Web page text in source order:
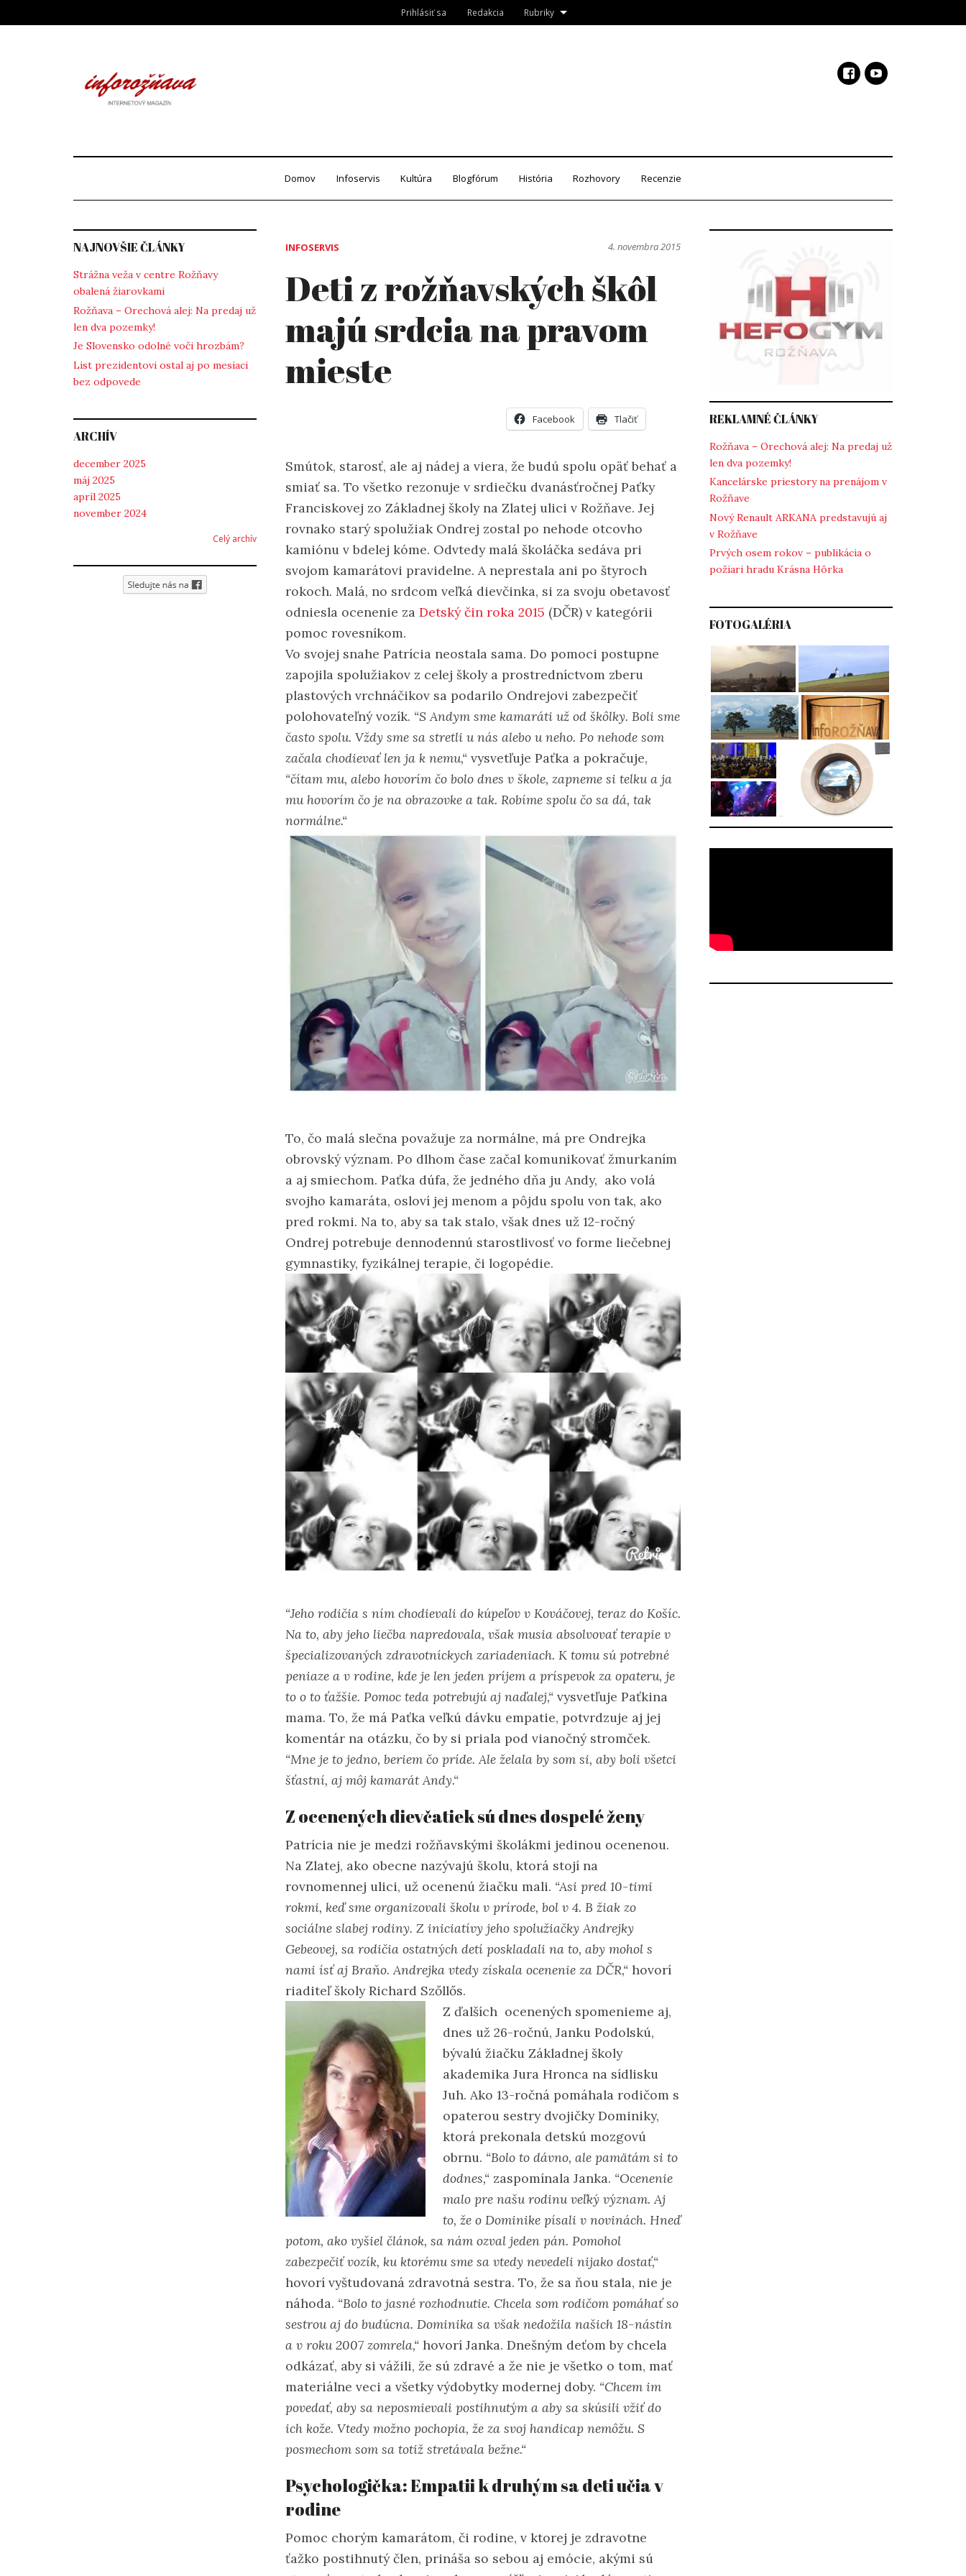
to
Prihlásiť sa Redakcia Rubriky
Domov Infoservis Kultúra Blogfórum História Rozhovory Recenzie
INFOSERVIS 4. novembra 2015
Deti z rožňavských škôl
majú srdcia na pravom
mieste
Facebook Tlačiť
Smútok, starosť, ale aj nádej a viera, že budú spolu opäť behať a
smiať sa. To všetko rezonuje v srdiečku dvanásťročnej Paťky
Franciskovej zo Základnej školy na Zlatej ulici v Rožňave. Jej
rovnako starý spolužiak Ondrej zostal po nehode otcovho
kamiónu v bdelej kóme. Odvtedy malá školáčka sedáva pri
svojom kamarátovi pravidelne. A neprestala ani po štyroch
rokoch. Malá, no srdcom veľká dievčinka, si za svoju obetavosť
odniesla ocenenie za Detský čin roka 2015 (DČR) v kategórii
pomoc rovesníkom.
Vo svojej snahe Patrícia neostala sama. Do pomoci postupne
zapojila spolužiakov z celej školy a prostredníctvom zberu
plastových vrchnáčikov sa podarilo Ondrejovi zabezpečiť
polohovateľný vozík. “S Andym sme kamaráti už od škôlky. Boli sme
často spolu. Vždy sme sa stretli u nás alebo u neho. Po nehode som
začala chodievať len ja k nemu,“ vysvetľuje Paťka a pokračuje,
“čítam mu, alebo hovorím čo bolo dnes v škole, zapneme si telku a ja
mu hovorím čo je na obrazovke a tak. Robíme spolu čo sa dá, tak
normálne.“
To, čo malá slečna považuje za normálne, má pre Ondrejka
obrovský význam. Po dlhom čase začal komunikovať žmurkaním
a aj smiechom. Paťka dúfa, že jedného dňa ju Andy, ako volá
svojho kamaráta, osloví jej menom a pôjdu spolu von tak, ako
pred rokmi. Na to, aby sa tak stalo, však dnes už 12-ročný
Ondrej potrebuje dennodennú starostlivosť vo forme liečebnej
gymnastiky, fyzikálnej terapie, či logopédie.
“Jeho rodičia s ním chodievali do kúpeľov v Kováčovej, teraz do Košíc.
Na to, aby jeho liečba napredovala, však musia absolvovať terapie v
špecializovaných zdravotníckych zariadeniach. K tomu sú potrebné
peniaze a v rodine, kde je len jeden príjem a príspevok za opateru, je
to o to ťažšie. Pomoc teda potrebujú aj naďalej,“ vysvetľuje Paťkina
mama. To, že má Paťka veľkú dávku empatie, potvrdzuje aj jej
komentár na otázku, čo by si priala pod vianočný stromček.
“Mne je to jedno, beriem čo príde. Ale želala by som si, aby boli všetci
šťastní, aj môj kamarát Andy.“
Z ocenených dievčatiek sú dnes dospelé ženy
Patrícia nie je medzi rožňavskými školákmi jedinou ocenenou.
Na Zlatej, ako obecne nazývajú školu, ktorá stojí na
rovnomennej ulici, už ocenenú žiačku mali. “Asi pred 10-timi
rokmi, keď sme organizovali školu v prírode, bol v 4. B žiak zo
sociálne slabej rodiny. Z iniciatívy jeho spolužiačky Andrejky
Gebeovej, sa rodičia ostatných detí poskladali na to, aby mohol s
nami ísť aj Braňo. Andrejka vtedy získala ocenenie za DČR,“ hovorí
riaditeľ školy Richard Szőllős.
Z ďalších ocenených spomenieme aj,
dnes už 26-ročnú, Janku Podolskú,
bývalú žiačku Základnej školy
akademika Jura Hronca na sídlisku
Juh. Ako 13-ročná pomáhala rodičom s
opaterou sestry dvojičky Dominiky,
ktorá prekonala detskú mozgovú
obrnu. “Bolo to dávno, ale pamätám si to
dodnes,“ zaspomínala Janka. “Ocenenie
malo pre našu rodinu veľký význam. Aj
to, že o Dominike písali v novinách. Hneď
potom, ako vyšiel článok, sa nám ozval jeden pán. Pomohol
zabezpečiť vozík, ku ktorému sme sa vtedy nevedeli nijako dostať,“
hovorí vyštudovaná zdravotná sestra. To, že sa ňou stala, nie je
náhoda. “Bolo to jasné rozhodnutie. Chcela som rodičom pomáhať so
sestrou aj do budúcna. Dominika sa však nedožila našich 18-nástin
a v roku 2007 zomrela,“ hovorí Janka. Dnešným deťom by chcela
odkázať, aby si vážili, že sú zdravé a že nie je všetko o tom, mať
materiálne veci a všetky výdobytky modernej doby. “Chcem im
povedať, aby sa neposmievali postihnutým a aby sa skúsili vžiť do
ich kože. Vtedy možno pochopia, že za svoj handicap nemôžu. S
posmechom som sa totiž stretávala bežne.“
Psychologička: Empatii k druhým sa deti učia v
rodine
Pomoc chorým kamarátom, či rodine, v ktorej je zdravotne
ťažko postihnutý člen, prináša so sebou aj emócie, akými sú
NAJNOVŠIE ČLÁNKY
Strážna veža v centre Rožňavy
obalená žiarovkami
Rožňava – Orechová alej: Na predaj už
len dva pozemky!
Je Slovensko odolné voči hrozbám?
List prezidentovi ostal aj po mesiaci
bez odpovede
ARCHÍV
december 2025
máj 2025
apríl 2025
november 2024
Celý archív
REKLAMNÉ ČLÁNKY
Rožňava – Orechová alej: Na predaj už
len dva pozemky!
Kancelárske priestory na prenájom v
Rožňave
Nový Renault ARKANA predstavujú aj
v Rožňave
Prvých osem rokov – publikácia o
požiari hradu Krásna Hôrka
FOTOGALÉRIA